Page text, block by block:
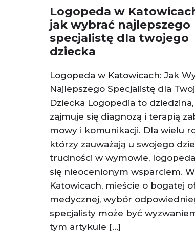
Logopeda w
jak wybrać najlepszego
specjalistę dla twojego
dziecka
Logopeda w Katowicach: Jak
Najlepszego Specjalistę dla
Dziecka Logopedia to
zajmuje się diagnozą i terapią
mowy i komunikacji. Dla wielu
którzy zauważają u swojego
trudności w wymowie,
się nieocenionym wsparciem. W
Katowicach, mieście o bogatej
medycznej, wybór
specjalisty może być
tym artykule […]